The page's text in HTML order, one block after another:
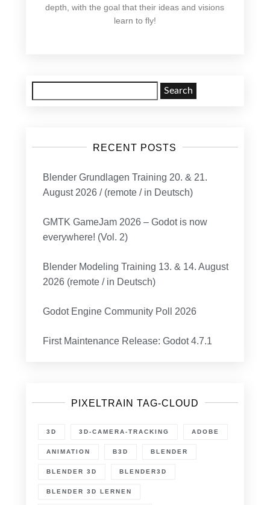
depth, with the goal that their ideas and visions
learn to fly!
for:
RECENT POSTS
Blender Grundlagen Training 20. & 21.
August 2026 / (remote / in Deutsch)
GMTK GameJam 2026 – Godot is now
everywhere! (Vol. 2)
Blender Modeling Training 13. & 14. August
2026 (remote / in Deutsch)
Godot Engine Community Poll 2026
First Maintenance Release: Godot 4.7.1
PIXELTRAIN TAG-CLOUD
3D 3D-CAMERA-TRACKING ADOBE
ANIMATION B3D BLENDER
BLENDER 3D BLENDER3D
BLENDER 3D LERNEN